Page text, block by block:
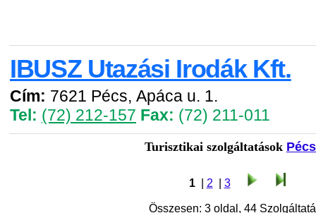
IBUSZ Utazási Irodák Kft.
Cím: 7621 Pécs, Apáca u. 1.
Tel: (72) 212-157 Fax: (72) 211-011
Turisztikai szolgáltatások
1| 2 3
Összesen: 3 oldal, 44